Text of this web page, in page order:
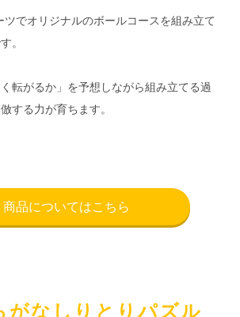
でオリジナルのボールコースを組み立て
。
く転がるか」を予想しながら組み立てる過
する力が育ちます。
商品についてはこちら
なしりとりパズル